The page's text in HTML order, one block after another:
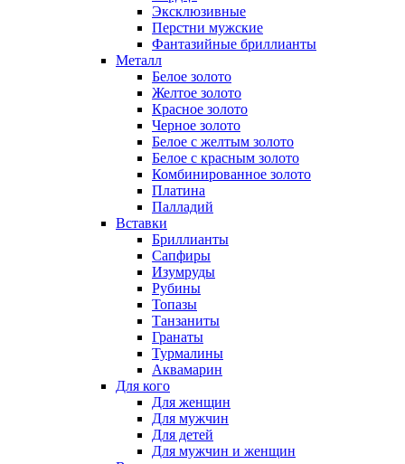
Эксклюзивные
Перстни мужские
Фантазийные бриллианты
Металл
Белое золото
Желтое золото
Красное золото
Черное золото
Белое с желтым золото
Белое с красным золото
Комбинированное золото
Платина
Палладий
Вставки
Бриллианты
Сапфиры
Изумруды
Рубины
Топазы
Танзаниты
Гранаты
Турмалины
Аквамарин
Для кого
Для женщин
Для мужчин
Для детей
Для мужчин и женщин